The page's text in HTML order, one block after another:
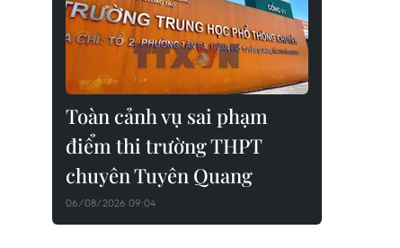
Toàn cảnh vụ sai phạm
điểm thi trường THPT
chuyên Tuyên Quang
06/08/2026 09:04